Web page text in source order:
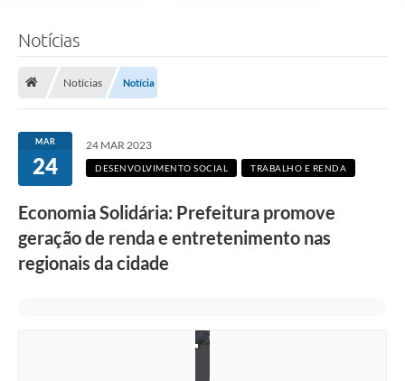
Notícias
Notícias Notícia
MAR
24
24 MAR 2023
DESENVOLVIMENTO SOCIAL TRABALHO E RENDA
Economia Solidária: Prefeitura promove
geração de renda e entretenimento nas
regionais da cidade
o